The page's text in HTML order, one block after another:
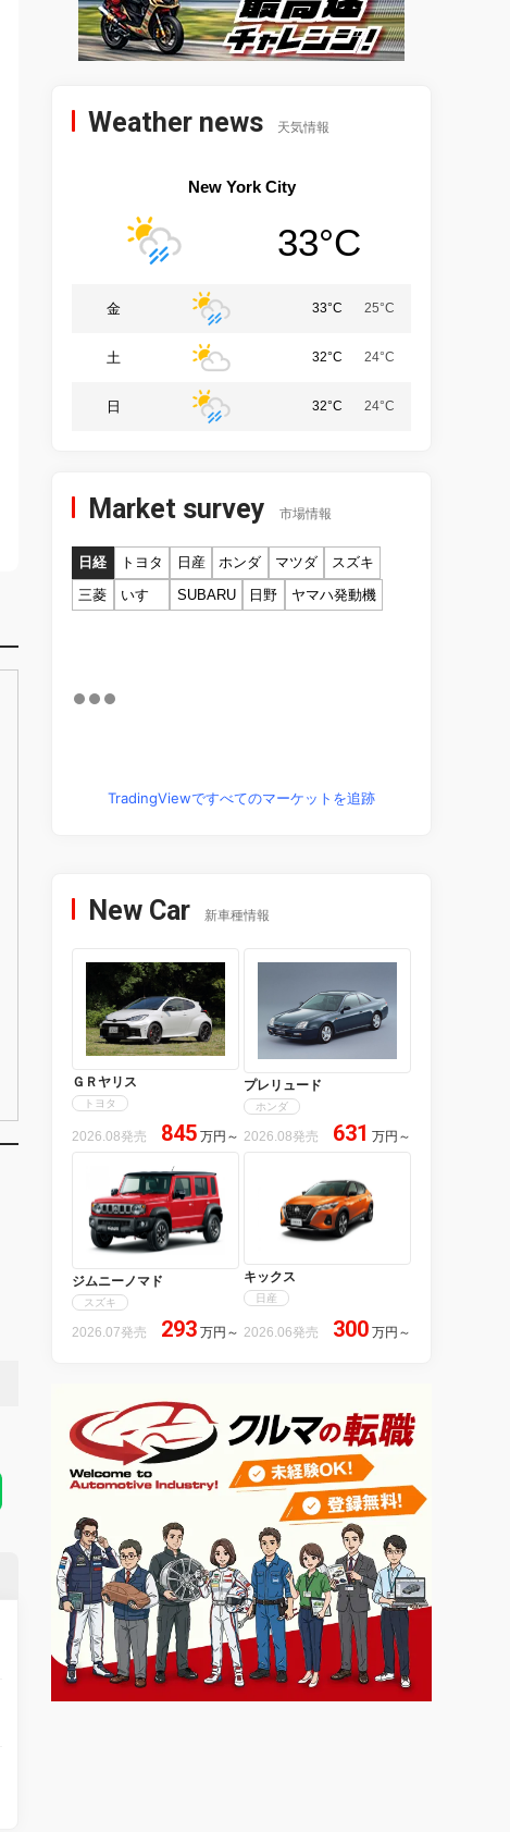
Weather news 天気情報
New York City
33°C
金 33°C 25°C
土 32°C 24°C
日 32°C 24°C
Market survey 市場情報
日経 トヨタ 日産 ホンダ マツダ
スズキ
三菱
いすゞ SUBARU 日野 ヤマハ発動機
TradingViewですべてのマーケットを追跡
New Car 新車種情報
ＧＲヤリス
トヨタ
2026.08発売 845 万円 ～
プレリュード
ホンダ
2026.08発売 631 万円 ～
ジムニーノマド
スズキ
2026.07発売 293 万円 ～
キックス
日産
2026.06発売 300 万円 ～